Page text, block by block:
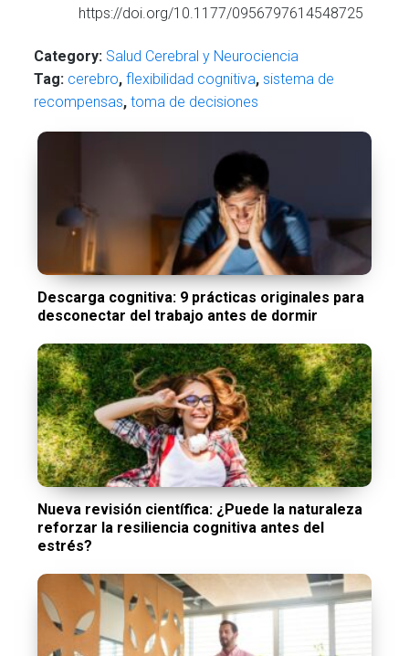
https://doi.org/10.1177/0956797614548725
Category: Salud Cerebral y Neurociencia
Tag: cerebro,flexibilidad cognitiva,sistema de
recompensas,toma de decisiones
Descarga cognitiva: 9 prácticas originales para
desconectar del trabajo antes de dormir
Nueva revisión científica: ¿Puede la naturaleza
reforzar la resiliencia cognitiva antes del
estrés?